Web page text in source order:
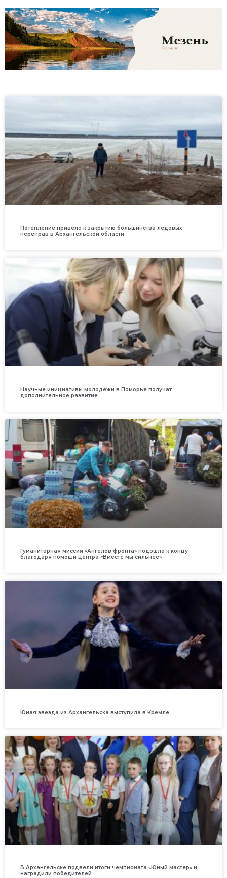
Потепление привело к закрытию большинства ледовых
переправ в Архангельской области
Научные инициативы молодежи в Поморье получат
дополнительное развитие
Гуманитарная миссия «Ангелов фронта» подошла к концу
благодаря помощи центра «Вместе мы сильнее»
Юная звезда из Архангельска выступила в Кремле
В Архангельске подвели итоги чемпионата «Юный мастер» и
наградили победителей